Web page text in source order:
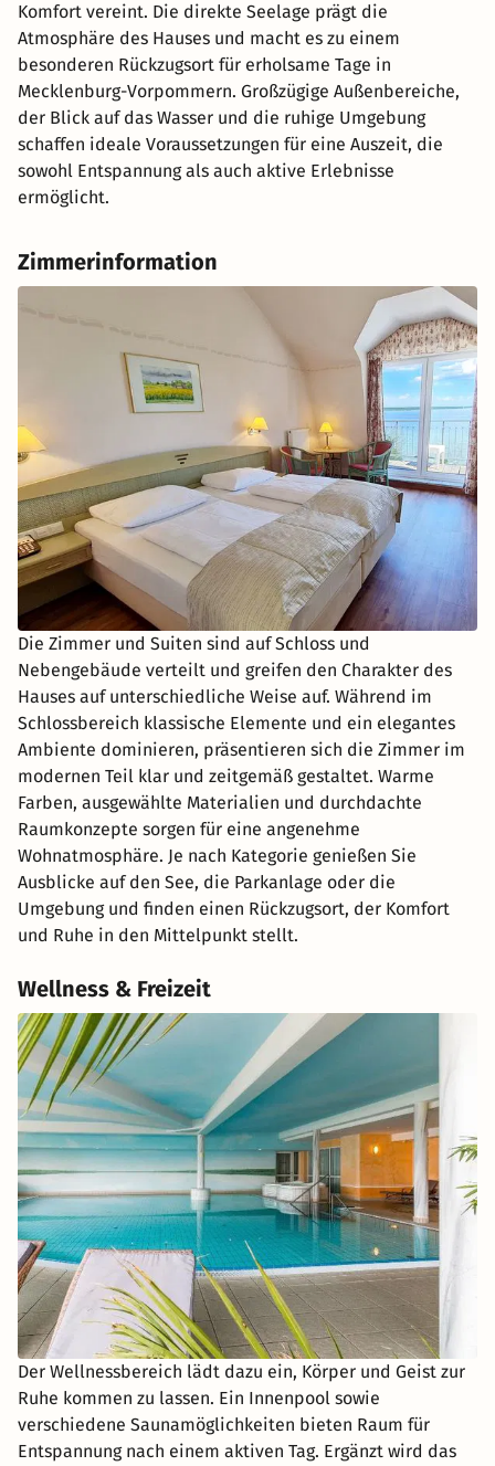
Komfort vereint. Die direkte Seelage prägt die
Atmosphäre des Hauses und macht es zu einem
besonderen Rückzugsort für erholsame Tage in
Mecklenburg-Vorpommern. Großzügige Außenbereiche,
der Blick auf das Wasser und die ruhige Umgebung
schaffen ideale Voraussetzungen für eine Auszeit, die
sowohl Entspannung als auch aktive Erlebnisse
ermöglicht.
Zimmerinformation
Die Zimmer und Suiten sind auf Schloss und
Nebengebäude verteilt und greifen den Charakter des
Hauses auf unterschiedliche Weise auf. Während im
Schlossbereich klassische Elemente und ein elegantes
Ambiente dominieren, präsentieren sich die Zimmer im
modernen Teil klar und zeitgemäß gestaltet. Warme
Farben, ausgewählte Materialien und durchdachte
Raumkonzepte sorgen für eine angenehme
Wohnatmosphäre. Je nach Kategorie genießen Sie
Ausblicke auf den See, die Parkanlage oder die
Umgebung und finden einen Rückzugsort, der Komfort
und Ruhe in den Mittelpunkt stellt.
Wellness & Freizeit
Der Wellnessbereich lädt dazu ein, Körper und Geist zur
Ruhe kommen zu lassen. Ein Innenpool sowie
verschiedene Saunamöglichkeiten bieten Raum für
Entspannung nach einem aktiven Tag. Ergänzt wird das